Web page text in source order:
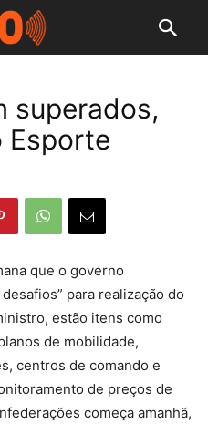
superados,
Esporte
que o governo
para realização do
estão itens como
de mobilidade,
centros de comando e
de preços de
começa amanhã,